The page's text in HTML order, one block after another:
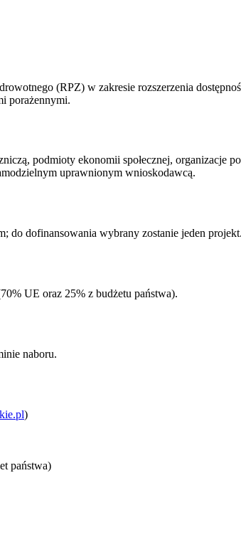
(RPZ) w zakresie rozszerzenia
porażennymi.
podmioty ekonomii społecznej, organizacje
uprawnionym wnioskodawcą.
do dofinansowania wybrany zostanie jeden projekt.
UE oraz 25% z budżetu państwa).
naboru.
)
państwa)